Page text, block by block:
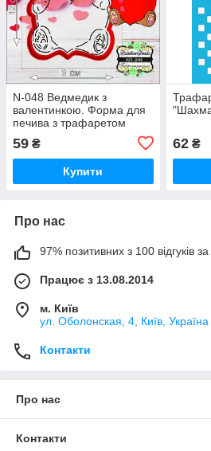
N-048 Ведмедик з
валентинкою. Форма для
печива з трафаретом
59 ₴
Купити
62₴
Про нас
97% позитивних з 100 відгуків за
Працює з 13.08.2014
м. Київ
ул. Оболонская, 4, Київ, Україна
Контакти
Про нас
Контакти